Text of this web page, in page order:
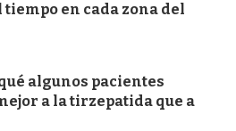
tiempo en cada zona del
algunos pacientes
a la tirzepatida que a